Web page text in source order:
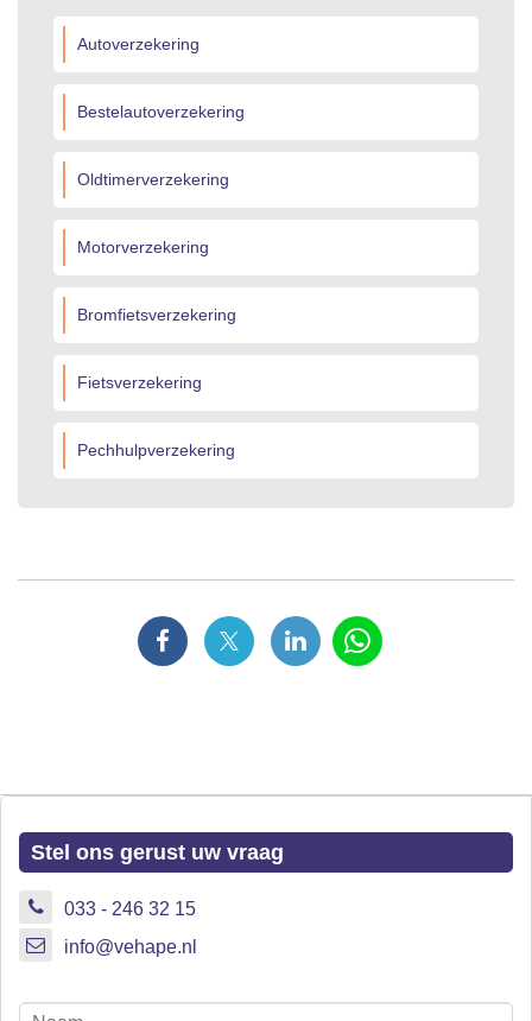
Autoverzekering
Bestelautoverzekering
Oldtimerverzekering
Motorverzekering
Bromfietsverzekering
Fietsverzekering
Pechhulpverzekering
Stel ons gerust uw vraag
033 - 246 32 15
info@vehape.nl